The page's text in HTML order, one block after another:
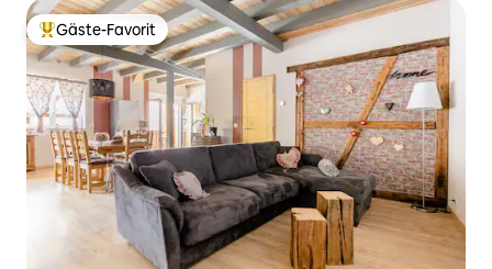
Beliebter Gäste-Favorit.
Gäste-Favorit